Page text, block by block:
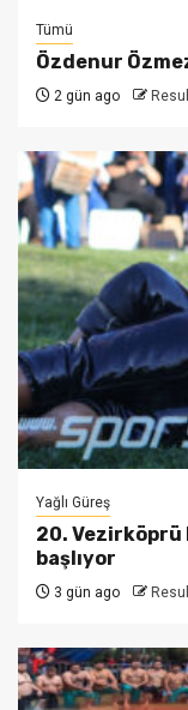
Tümü
Özdenur
2 gün ago
Yağlı Güreş
20. Vezirköprü
başlıyor
3 gün ago